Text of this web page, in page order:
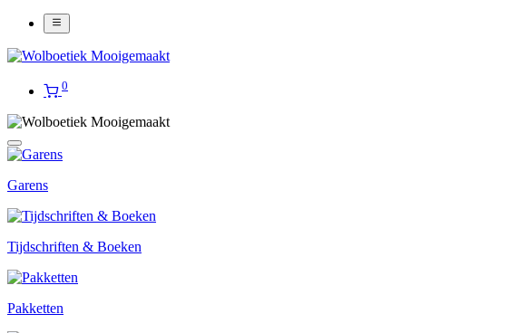
0
Garens
Tijdschriften & Boeken
Pakketten